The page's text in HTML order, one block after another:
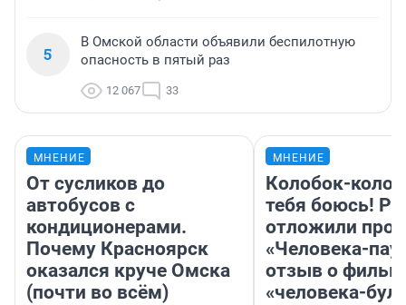
5
В Омской области объявили беспилотную
опасность в пятый раз
12 067 33
МНЕНИЕ
От сусликов до
автобусов с
кондиционерами.
Почему Красноярск
оказался круче Омска
(почти во всём)
МНЕНИЕ
Колобок-
тебя боюсь!
отложили
«Человека-
отзыв о
«человека-